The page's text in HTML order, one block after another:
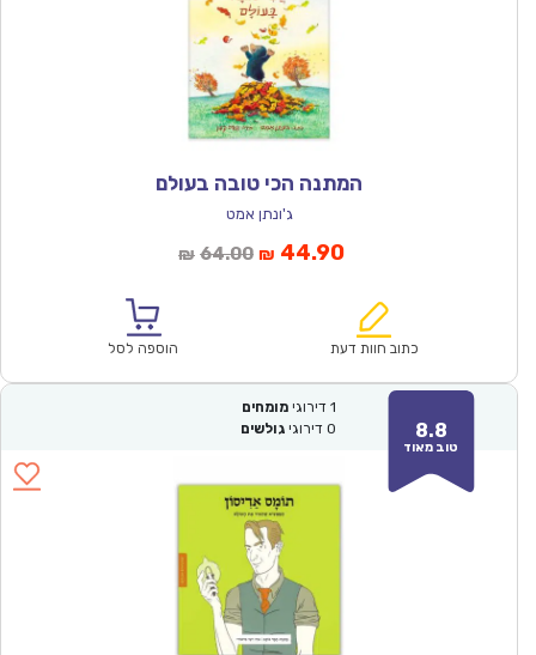
המתנה הכי טובה בעולם
ג'ונתן אמט
₪ 64.00המחיר
₪64.00.
₪ 44.90המחיר
הוא:
כתוב חוות דעת הוספה לסל
8.8
טוב מאוד
1 דירוגי מומחים
0 דירוגי גולשים